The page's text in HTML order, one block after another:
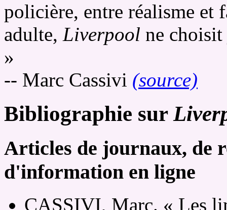
policière, entre réalisme et
adulte, Liverpool ne choisit
»
-- Marc Cassivi (source)
Bibliographie sur
Articles de journaux, de
d'information en ligne
CASSIVI, Marc. « Les